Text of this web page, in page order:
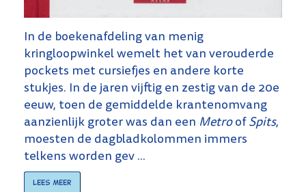
In de boekenafdeling van menig
kringloopwinkel wemelt het van verouderde
pockets met cursiefjes en andere korte
stukjes. In de jaren vijftig en zestig van de 20e
eeuw, toen de gemiddelde krantenomvang
aanzienlijk groter was dan een MetroofSpits,
moesten de dagbladkolommen immers
telkens worden gev ...
Lees meer